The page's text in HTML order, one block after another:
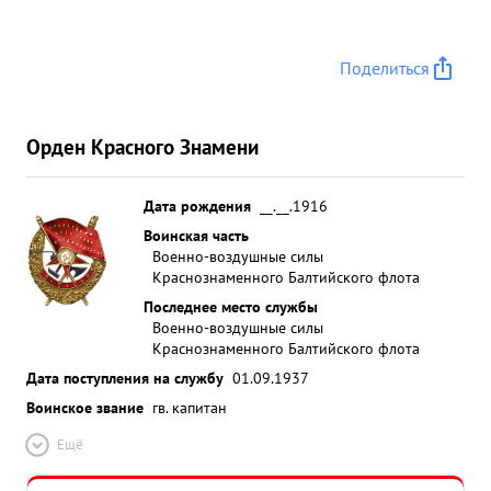
Поделиться
Орден Красного Знамени
Дата рождения
__.__.1916
Воинская часть
Военно-воздушные силы
Краснознаменного Балтийского флота
Последнее место службы
Военно-воздушные силы
Краснознаменного Балтийского флота
Дата поступления на службу 01.09.1937
Воинское звание гв. капитан
Ещё